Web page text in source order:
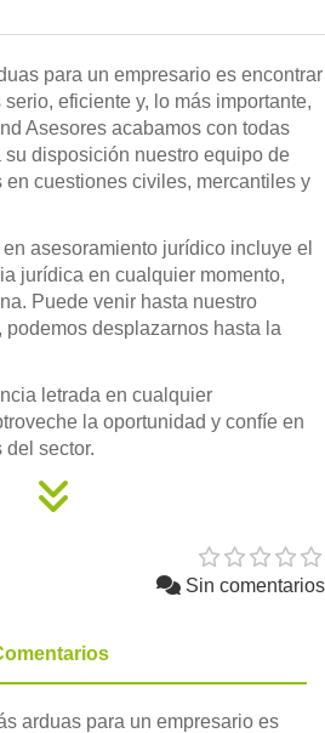
para un empresario es encontrar
eficiente y, lo más importante,
Asesores acabamos con todas
disposición nuestro equipo de
cuestiones civiles, mercantiles y
asesoramiento jurídico incluye el
jurídica en cualquier momento,
Puede venir hasta nuestro
desplazarnos hasta la
letrada en cualquier
la oportunidad y confíe en
del sector.
Sin comentarios
arduas para un empresario es